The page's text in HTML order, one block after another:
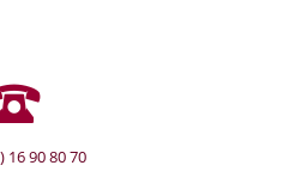
16 90 80 70